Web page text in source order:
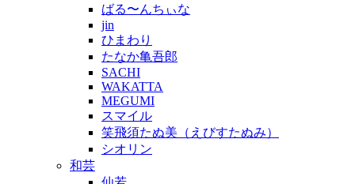
ばる〜んちぃな
jin
ひまわり
たなか亀吾郎
SACHI
WAKATTA
MEGUMI
スマイル
笑飛須たぬ美（えびすたぬみ）
シオリン
和芸